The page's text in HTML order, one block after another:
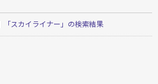
「スカイライナー」の検索結果